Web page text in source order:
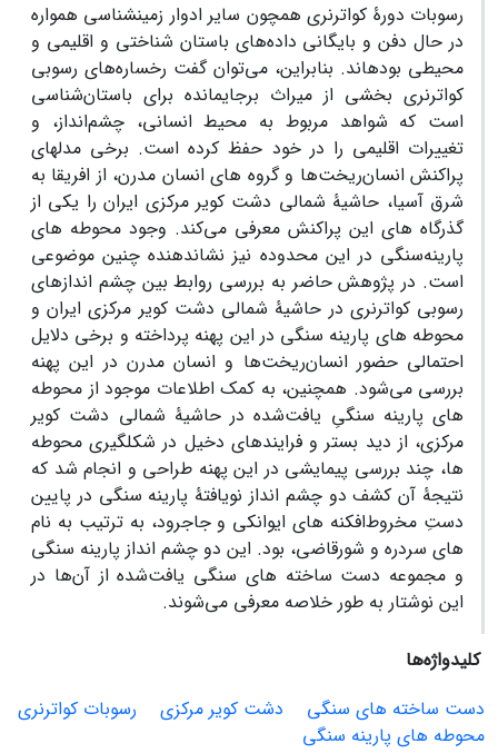
رسوبات دورۀ کواترنری همچون سایر ادوار زمین‎شناسی همواره
در حال دفن و بایگانی داده
های باستان‎ شناختی و اقلیمی و
محیطی بوده‏اند. بنابراین، میتوان گفت رخسارههای رسوبی
کواترنری بخشی از میراث برجای‏مانده برای باستانشناسی
است که شواهد مربوط به محیط انسانی، چشمانداز، و
تغییرات اقلیمی را در خود حفظ کرده است. برخی مدلهای
پراکنش انسانریختها و گروه‏ های انسان مدرن، از افریقا به
شرق آسیا، حاشیۀ شمالی دشت کویر مرکزی ایران را یکی از
گذرگاه‎ های این پراکنش معرفی می
کند. وجود محوطه‎ های
پارینهسنگی در این محدوده نیز نشان‏دهنده چنین موضوعی
است. در پژوهش حاضر به بررسی روابط بین چشم‎ اندازهای
رسوبی کواترنری در حاشیۀ شمالی دشت کویر مرکزی ایران و
محوطه‎ های پارینه‎ سنگی در این پهنه پرداخته و برخی دلایل
احتمالی حضور انسانریختها و انسان مدرن در این پهنه
بررسی می‌شود. همچنین، به کمک اطلاعات موجود از محوطه‏
های پارینه‏ سنگیِ یافت‌شده در حاشیۀ شمالی دشت کویر
مرکزی، از دید بستر و فرایندهای دخیل در شکل‏گیری محوطه
‏ها، چند بررسی پیمایشی در این پهنه طراحی و انجام شد که
نتیجۀ آن کشف دو چشم ‏انداز نویافتۀ پارینه‏ سنگی در پایین‏
دستِ مخروط‌افکنه‏ های ایوانکی و جاجرود، به ترتیب به نام
‏های سردره و شورقاضی، بود. این دو چشم ‏انداز پارینه‏ سنگی
و مجموعه دست‏ ساخته ‏های سنگی یافت‌شده از آنها در
این نوشتار به طور خلاصه معرفی می‌شوند.
کلیدواژه‌ها
دست‌ ساخته‌ های سنگی
دشت کویر مرکزی
رسوبات کواترنری
محوطه‌ های پارینه‌ سنگی